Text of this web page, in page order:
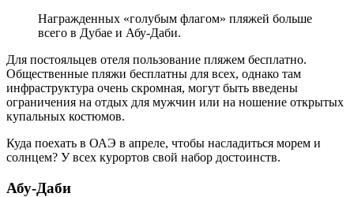
Награжденных «голубым флагом» пляжей больше
всего в Дубае и Абу-Даби.
Для постояльцев отеля пользование пляжем бесплатно.
Общественные пляжи бесплатны для всех, однако там
инфраструктура очень скромная, могут быть введены
ограничения на отдых для мужчин или на ношение открытых
купальных костюмов.
Куда поехать в ОАЭ в апреле, чтобы насладиться морем и
солнцем? У всех курортов свой набор достоинств.
Абу-Даби